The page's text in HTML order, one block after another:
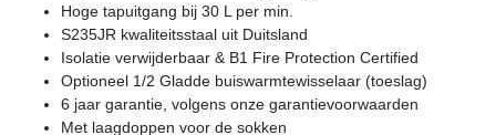
Hoge tapuitgang bij 30 L per min.
S235JR kwaliteitsstaal uit Duitsland
Isolatie verwijderbaar & B1 Fire Protection Certified
Optioneel 1/2 Gladde buiswarmtewisselaar (toeslag)
6 jaar garantie, volgens onze garantievoorwaarden
Met laagdoppen voor de sokken